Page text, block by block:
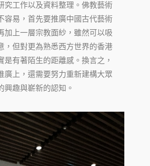
究工作以及資料整理。佛教藝術
容易，首先要推廣中國古代藝術
加上一層宗教面紗，雖然可以吸
，但對更為熟悉西方世界的香港
是有著陌生的距離感。換言之，
廣上，還需要努力重新建構大眾
興趣與嶄新的認知。